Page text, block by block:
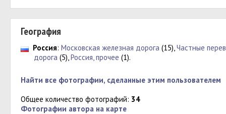
География
Россия: Московская железная дорога (15),Частные
дорога (5),Россия, прочее (1).
Найти все фотографии, сделанные этим пользователем
Общее количество фотографий: 34
Фотографии автора на карте